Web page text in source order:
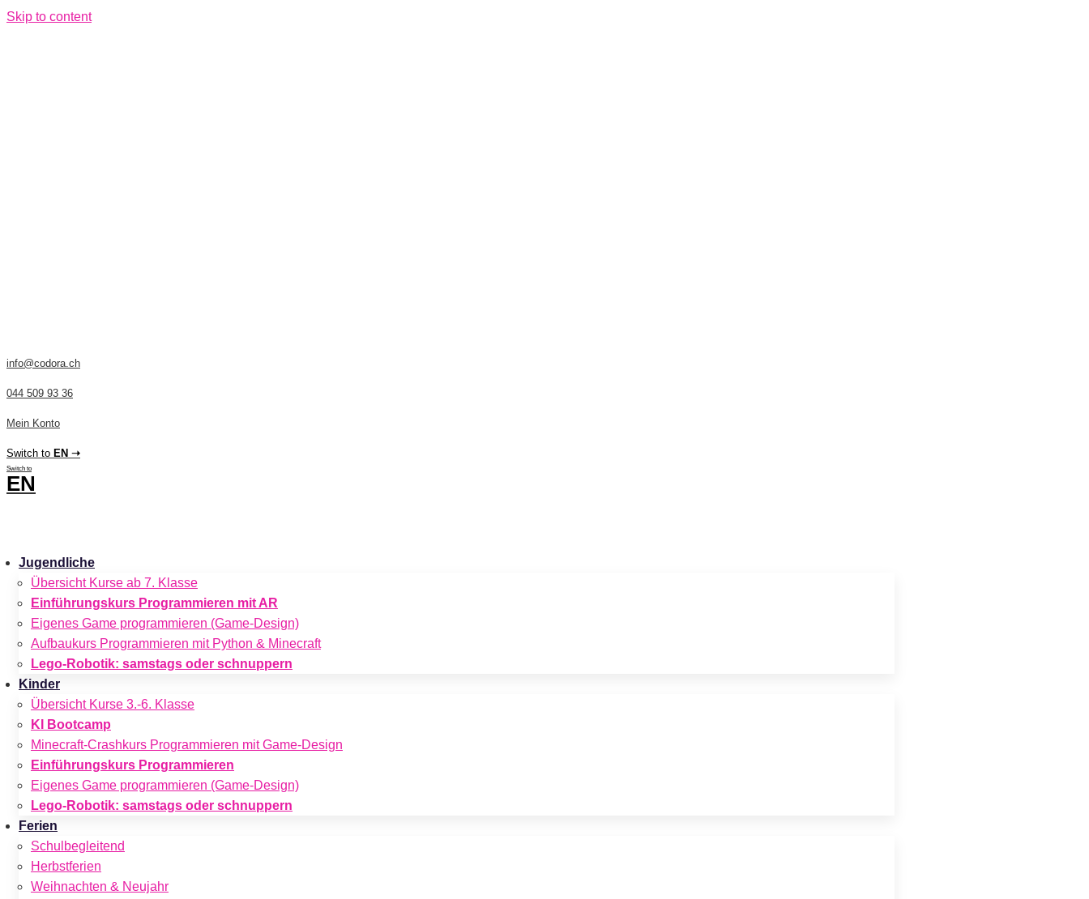
Skip to content
info@codora.ch
044 509 93 36
Mein Konto
Switch to EN ➝
Switch to
EN
Jugendliche
Übersicht Kurse ab 7. Klasse
Einführungskurs Programmieren mit AR
Eigenes Game programmieren (Game-Design)
Aufbaukurs Programmieren mit Python & Minecraft
Lego-Robotik: samstags oder schnuppern
Kinder
Übersicht Kurse 3.-6. Klasse
KI Bootcamp
Minecraft-Crashkurs Programmieren mit Game-Design
Einführungskurs Programmieren
Eigenes Game programmieren (Game-Design)
Lego-Robotik: samstags oder schnuppern
Ferien
Schulbegleitend
Herbstferien
Weihnachten & Neujahr